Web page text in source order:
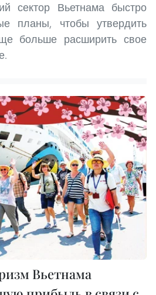
сектор Вьетнама быстро
планы, чтобы утвердить
больше расширить свое
Вьетнама